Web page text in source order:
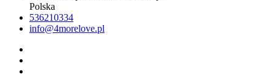
Polska
536210334
info@4morelove.pl